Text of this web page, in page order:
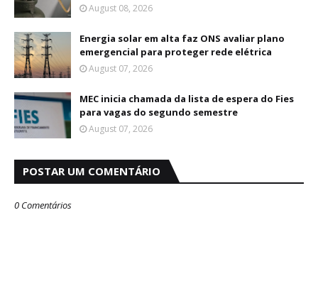
August 08, 2026
Energia solar em alta faz ONS avaliar plano
emergencial para proteger rede elétrica
August 07, 2026
MEC inicia chamada da lista de espera do Fies
para vagas do segundo semestre
August 07, 2026
POSTAR UM COMENTÁRIO
0 Comentários